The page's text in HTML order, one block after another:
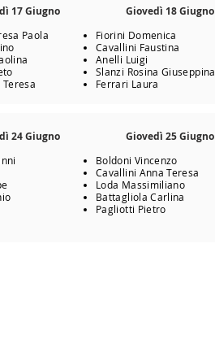
17 Giugno
Paola
Giovedì 18 Giugno
Fiorini Domenica
Cavallini Faustina
Anelli Luigi
Slanzi Rosina Giuseppina
Ferrari Laura
24 Giugno Giovedì 25 Giugno
Boldoni Vincenzo
Cavallini Anna Teresa
Loda Massimiliano
Battagliola Carlina
Pagliotti Pietro